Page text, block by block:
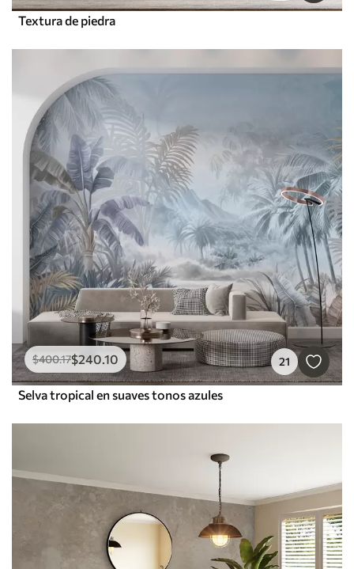
Textura de piedra
$400.17$240.10 21
Selva tropical en suaves tonos azules